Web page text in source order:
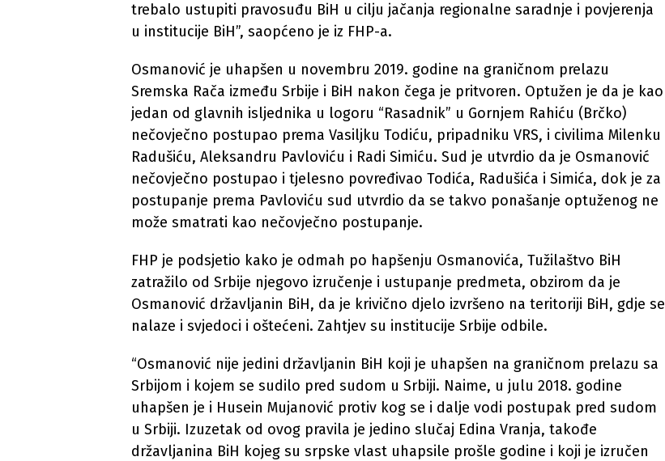
trebalo ustupiti pravosuđu BiH u cilju jačanja regionalne saradnje i povjerenja
u institucije BiH”, saopćeno je iz FHP-a.
Osmanović je uhapšen u novembru 2019. godine na graničnom prelazu
Sremska Rača između Srbije i BiH nakon čega je pritvoren. Optužen je da je kao
jedan od glavnih isljednika u logoru “Rasadnik” u Gornjem Rahiću (Brčko)
nečovječno postupao prema Vasiljku Todiću, pripadniku VRS, i civilima Milenku
Radušiću, Aleksandru Pavloviću i Radi Simiću. Sud je utvrdio da je Osmanović
nečovječno postupao i tjelesno povređivao Todića, Radušića i Simića, dok je za
postupanje prema Pavloviću sud utvrdio da se takvo ponašanje optuženog ne
može smatrati kao nečovječno postupanje.
FHP je podsjetio kako je odmah po hapšenju Osmanovića, Tužilaštvo BiH
zatražilo od Srbije njegovo izručenje i ustupanje predmeta, obzirom da je
Osmanović državljanin BiH, da je krivično djelo izvršeno na teritoriji BiH, gdje se
nalaze i svjedoci i oštećeni. Zahtjev su institucije Srbije odbile.
“Osmanović nije jedini državljanin BiH koji je uhapšen na graničnom prelazu sa
Srbijom i kojem se sudilo pred sudom u Srbiji. Naime, u julu 2018. godine
uhapšen je i Husein Mujanović protiv kog se i dalje vodi postupak pred sudom
u Srbiji. Izuzetak od ovog pravila je jedino slučaj Edina Vranja, takođe
državljanina BiH kojeg su srpske vlast uhapsile prošle godine i koji je izručen